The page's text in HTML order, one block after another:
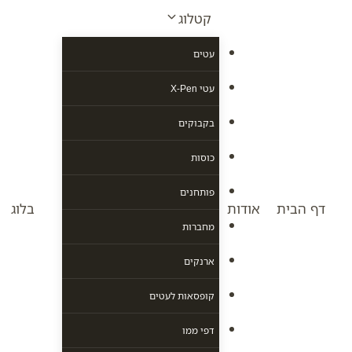
דף הבית אודות
קטלוג
עטים
עטי X-Pen
בקבוקים
כוסות
פותחנים
מחברות
ארנקים
קופסאות לעטים
דפי ממו
בלוג